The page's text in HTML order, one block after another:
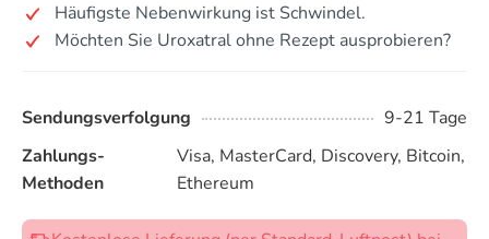
Häufigste Nebenwirkung ist Schwindel.
Möchten Sie Uroxatral ohne Rezept ausprobieren?
Sendungsverfolgung
9-21 Tage
Zahlungs-
Methoden
Visa, MasterCard, Discovery, Bitcoin,
Ethereum